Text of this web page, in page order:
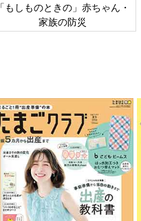
「もしものときの」赤ちゃん・
家族の防災